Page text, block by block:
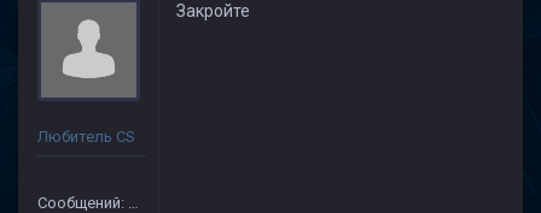
Любитель CS
Сообщений: 104
Закройте